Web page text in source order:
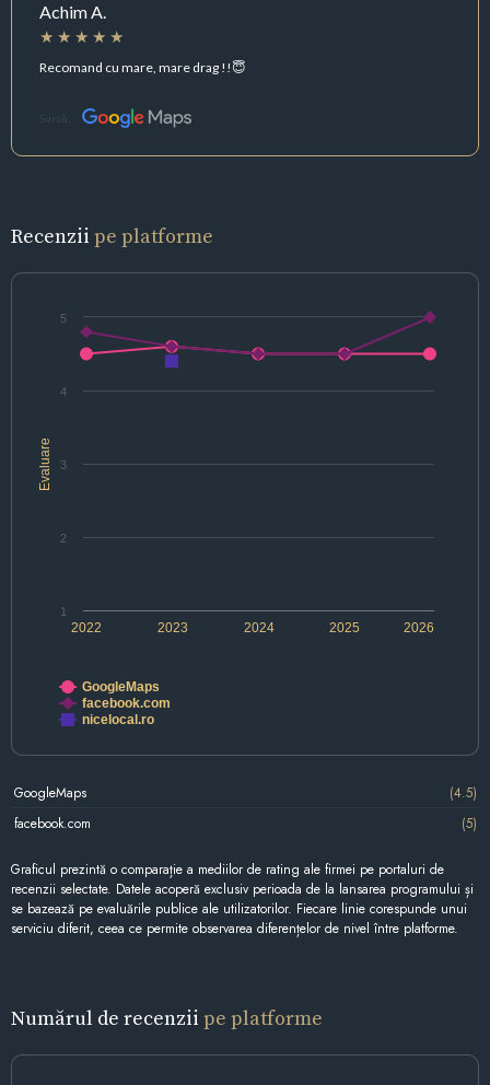
Achim A.
Recomand cu mare, mare drag !!😇
Sursă:
Recenzii pe platforme
Evaluare
2022 2024 2026
2023 2025
1
2
3
4
5
GoogleMaps
facebook.com
nicelocal.ro
GoogleMaps
(4.5)
facebook.com
(5)
Graficul prezintă o comparație a mediilor de rating ale firmei pe portaluri de
recenzii selectate. Datele acoperă exclusiv perioada de la lansarea programului și
se bazează pe evaluările publice ale utilizatorilor. Fiecare linie corespunde unui
serviciu diferit, ceea ce permite observarea diferențelor de nivel între platforme.
Numărul de recenzii pe platforme